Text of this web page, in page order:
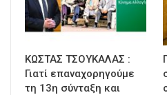
ΚΩΣΤΑΣ ΤΣΟΥΚΑΛΑΣ :
Γιατί επαναχορηγούμε
τη 13η σύνταξη και